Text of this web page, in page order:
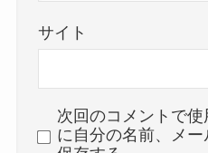
サイト
次回のコメントで
に自分の名前、メ